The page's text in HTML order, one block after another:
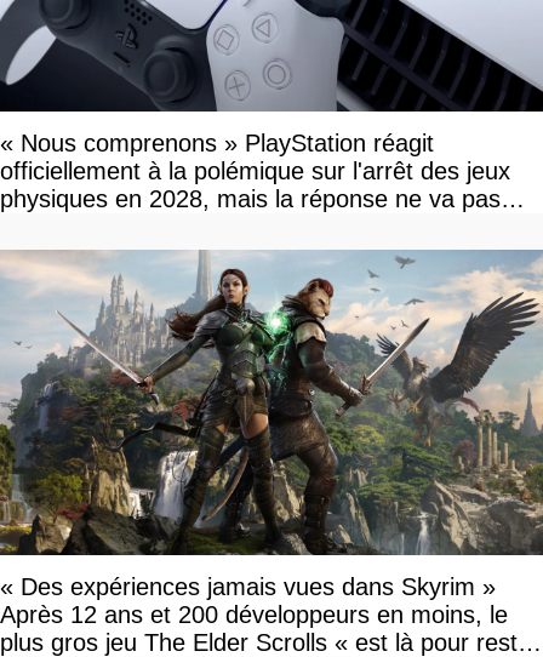
« Nous comprenons » PlayStation réagit
officiellement à la polémique sur l'arrêt des jeux
physiques en 2028, mais la réponse ne va pas
« Des expériences jamais vues dans Skyrim »
Après 12 ans et 200 développeurs en moins, le
plus gros jeu The Elder Scrolls « est là pour rester